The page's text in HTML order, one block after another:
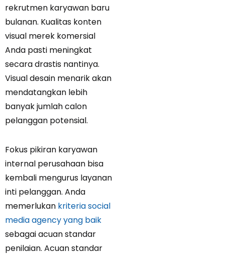
rekrutmen karyawan baru
bulanan. Kualitas konten
visual merek komersial
Anda pasti meningkat
secara drastis nantinya.
Visual desain menarik akan
mendatangkan lebih
banyak jumlah calon
pelanggan potensial.
Fokus pikiran karyawan
internal perusahaan bisa
kembali mengurus layanan
inti pelanggan. Anda
memerlukan kriteria social
media agency yang baik
sebagai acuan standar
penilaian. Acuan standar